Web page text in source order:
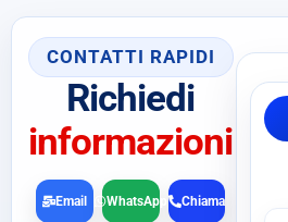
CONTATTI RAPIDI
Richiedi
informazioni
Chiama
Email WhatsApp